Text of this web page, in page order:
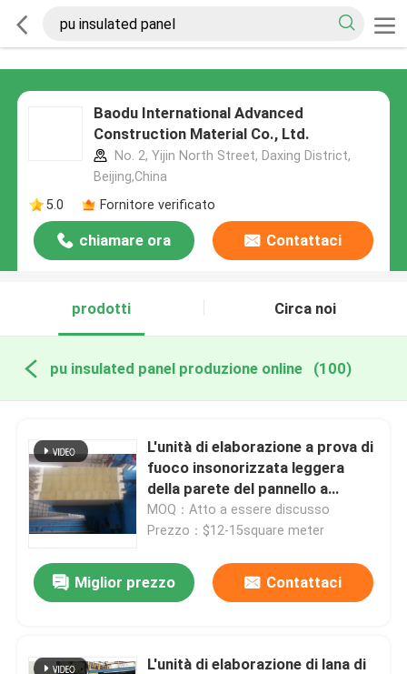
Baodu International Advanced
Construction Material Co., Ltd.
No. 2, Yijin North Street, Daxing District,
Beijing,China
5.0
Fornitore verificato
chiamare ora Contattaci
prodotti Circa noi
pu insulated panel produzione online (100)
L'unità di elaborazione a prova di
fuoco insonorizzata leggera
della parete del pannello a
sandwich ha isolato il pannello
MOQ：Atto a essere discusso
Prezzo：$12-15square meter
Miglior prezzo Contattaci
L'unità di elaborazione di lana di